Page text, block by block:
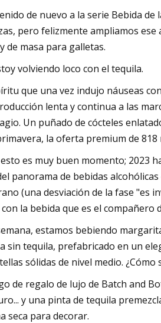
nunca supiste que existían
de nuevo a la serie Bebida de
pero felizmente ampliamos
de masa para galletas.
volviendo loco con el tequila.
que una vez indujo náuseas
lenta y continua a las
Un puñado de cócteles
la oferta premium de
es muy buen momento; 2023
panorama de bebidas
(una desviación de la fase "es
la bebida que es el compañero
estamos bebiendo
sin tequila, prefabricado en un
sólidas de nivel medio.
de regalo de lujo de Batch and
y una pinta de tequila
seca para decorar.